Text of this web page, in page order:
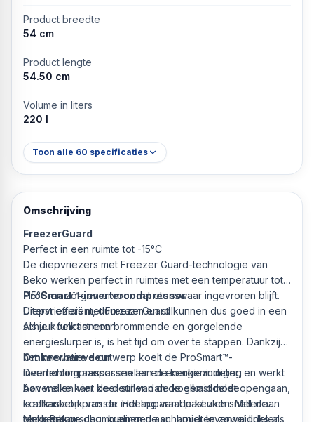
Product breedte
54 cm
Product lengte
54.50 cm
Volume in liters
220 l
Toon alle 60 specificaties
Omschrijving
FreezerGuard
Perfect in een ruimte tot -15°C
De diepvriezers met Freezer Guard-technologie van
Beko werken perfect in ruimtes met een temperatuur tot
-15°C en zorgen ervoor dat etenswaar ingevroren blijft.
Diepvriezers met FreezerGuard kunnen dus goed in een
schuur functioneren.
ProSmart™-invertercompressor
Uiterst efficiënt, duurzaam en stil
Als je koelkast een brommende en gorgelende
energieslurper is, is het tijd om over te stappen. Dankzij
het innovatieve ontwerp koelt de ProSmart™-
invertercompressor sneller en energiezuiniger, en werkt
bovendien vier keer stiller dan de gemiddelde
koelkastcompressor. Het apparaat past zich sneller aan
temperatuurschommelingen aan, houdt levensmiddelen
Omkeerbare deur
Deurrichting aanpassen aan de keukenindeling
Aan welke kant de deur van de koelkast moet opengaan,
is afhankelijk van de indeling van de keuken. Met de
omkeerbare deur kunnen de scharnieren zowel links als
Merk Beko